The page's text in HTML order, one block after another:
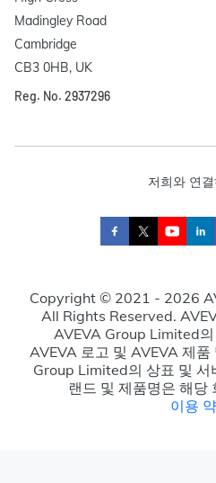
Madingley Road
Cambridge
CB3 0HB, UK
Reg. No. 2937296
저희와 연
Copyright © 2021 - 2026
All Rights Reserved.
AVEVA Group Limited
AVEVA 로고 및 AVEVA 제
Group Limited의 상표 및 서
랜드 및 제품명은 해당
이용